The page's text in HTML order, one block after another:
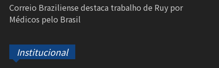
Correio Braziliense destaca trabalho de Ruy por
Médicos pelo Brasil
Institucional